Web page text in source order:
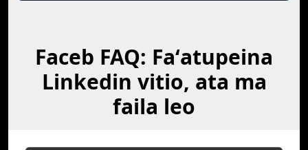
Faceb FAQ: Faʻatupeina
Linkedin vitio, ata ma
faila leo